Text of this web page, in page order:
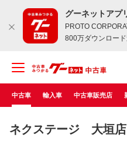
グーネットアプ
PROTO
800万ダウンロード
中古車 輸入車 中古車販売店
ネクステージ 大垣店